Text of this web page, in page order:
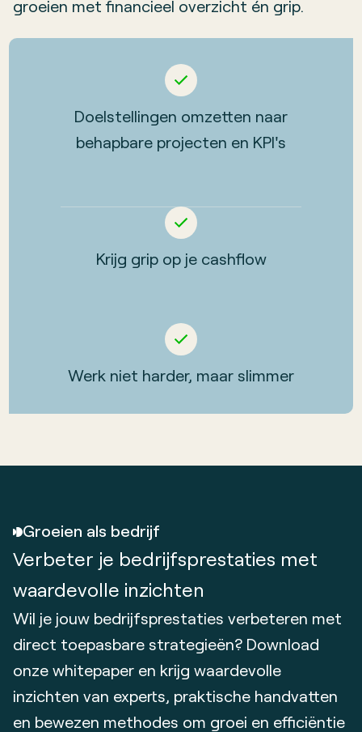
groeien met financieel overzicht én grip.
Doelstellingen omzetten naar
behapbare projecten en KPI's
Krijg grip op je cashflow
Werk niet harder, maar slimmer
Groeien als bedrijf
Verbeter je bedrijfsprestaties met
waardevolle inzichten
Wil je jouw bedrijfsprestaties verbeteren met
direct toepasbare strategieën? Download
onze whitepaper en krijg waardevolle
inzichten van experts, praktische handvatten
en bewezen methodes om groei en efficiëntie